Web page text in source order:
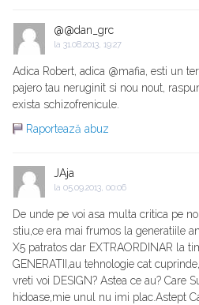
@@dan_grc
la 31.08.2013, 19:27
Adica Robert, adica @mafia, esti un
pajero tau neruginit si nou nout,
exista schizofrenicule.
Raportează abuz
JAja
la 05.09.2013, 00:06
De unde pe voi asa multa critica pe
stiu,ce era mai frumos la generatiile
X5 patratos dar EXTRAORDINAR la
GENERATII,au tehnologie cat
vreti voi DESIGN? Astea ce au? Care
hidoase,mie unul nu imi plac.Astept